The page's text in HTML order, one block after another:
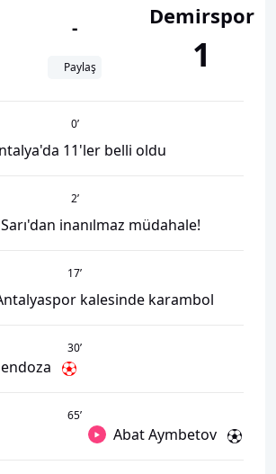
-
Paylaş
Demirspor
1
0’
11'ler belli oldu
2’
inanılmaz müdahale!
17’
kalesinde karambol
30’
65’
Abat Aymbetov